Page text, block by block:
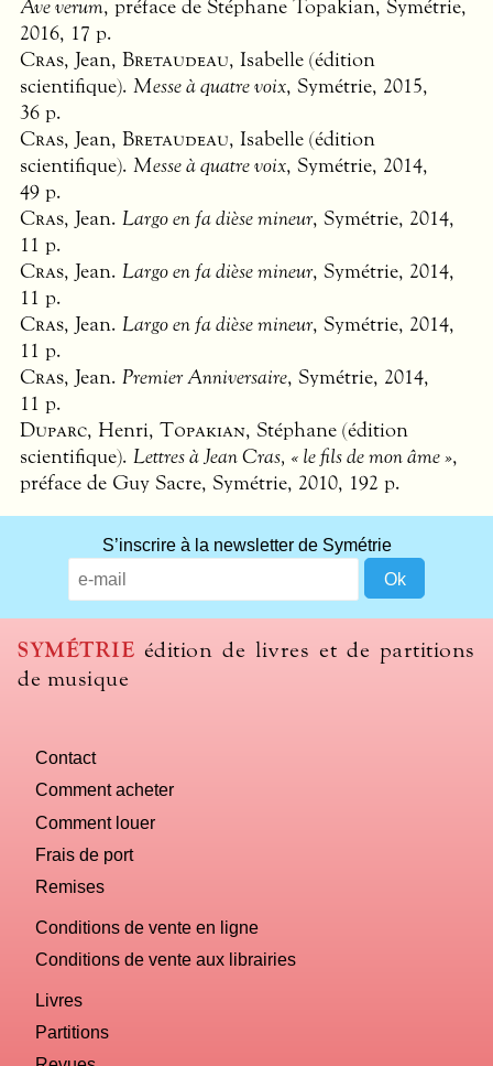
Ave verum, préface de Stéphane Topakian, Symétrie,
2016, 17 p.
Cras, Jean, Bretaudeau, Isabelle (édition
scientifique). Messe à quatre voix, Symétrie, 2015,
36 p.
Cras, Jean, Bretaudeau, Isabelle (édition
scientifique). Messe à quatre voix, Symétrie, 2014,
49 p.
Cras, Jean. Largo en fa dièse mineur, Symétrie, 2014,
11 p.
Cras, Jean. Largo en fa dièse mineur, Symétrie, 2014,
11 p.
Cras, Jean. Largo en fa dièse mineur, Symétrie, 2014,
11 p.
Cras, Jean. Premier Anniversaire, Symétrie, 2014,
11 p.
Duparc, Henri, Topakian, Stéphane (édition
scientifique). Lettres à Jean Cras, « le fils de mon âme »,
préface de Guy Sacre, Symétrie, 2010, 192 p.
we
use
to
name
S’inscrire à la newsletter de Symétrie
SYMÉTRIE édition de livres et de partitions
de musique
Contact
Comment acheter
Comment louer
Frais de port
Remises
Conditions de vente en ligne
Conditions de vente aux librairies
Livres
Partitions